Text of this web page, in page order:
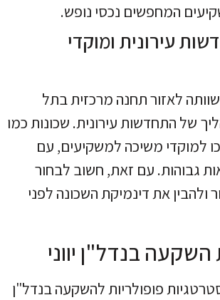
המחפשים נכסי נופש.
עירונית ומוקדי
לאזור תחנה מרכזית בתל
של התחדשות עירונית. שכונות כמו
למוקדי משיכה למשקיעים, עם
גבוהות. עם זאת, חשוב לבחור
ולהבין את דינמיקת השכונה לפני
בנדל"ן יווני
פופולריות להשקעה בנדל"ן